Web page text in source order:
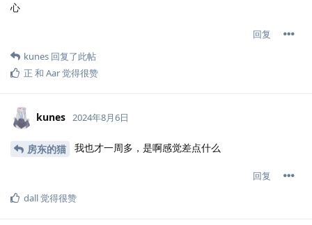
心
回复
kunes 回复了此帖
正 和 Aar觉得很赞
kunes 2024年8月6日
房东的猫 我也才一周多，是啊感觉差点什么
回复
dall觉得很赞